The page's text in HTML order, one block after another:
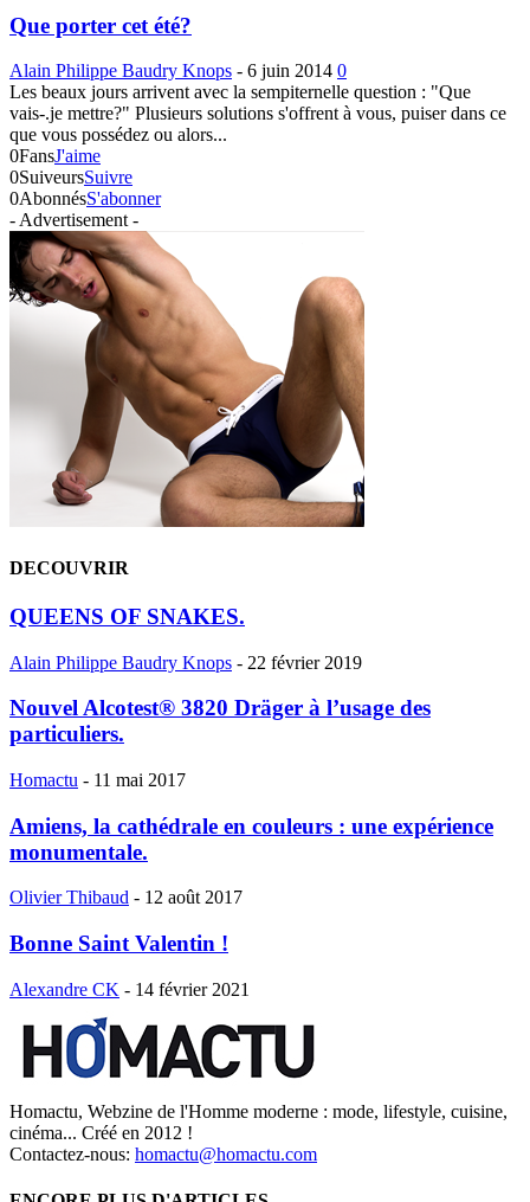
Que porter cet été?
Alain Philippe Baudry Knops - 6 juin 2014 0
Les beaux jours arrivent avec la sempiternelle question : "Que
vais-.je mettre?" Plusieurs solutions s'offrent à vous, puiser dans ce
que vous possédez ou alors...
0FansJ'aime
0SuiveursSuivre
0AbonnésS'abonner
- Advertisement -
DECOUVRIR
QUEENS OF SNAKES.
Alain Philippe Baudry Knops - 22 février 2019
Nouvel Alcotest® 3820 Dräger à l’usage des
particuliers.
Homactu - 11 mai 2017
Amiens, la cathédrale en couleurs : une expérience
monumentale.
Olivier Thibaud - 12 août 2017
Bonne Saint Valentin !
Alexandre CK - 14 février 2021
Homactu, Webzine de l'Homme moderne : mode, lifestyle, cuisine,
cinéma... Créé en 2012 !
Contactez-nous: homactu@homactu.com